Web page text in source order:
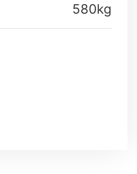
580kg